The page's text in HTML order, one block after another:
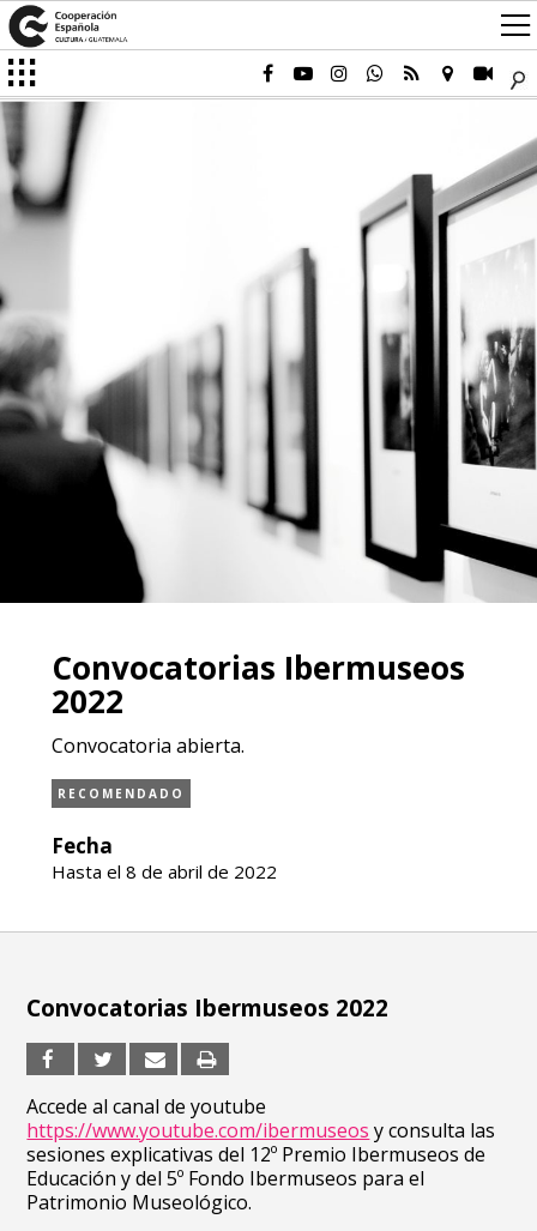
Convocatorias Ibermuseos
2022
Convocatoria abierta.
RECOMENDADO
Fecha
Hasta el 8 de abril de 2022
Convocatorias Ibermuseos 2022
Accede al canal de youtube
https://www.youtube.com/ibermuseos y consulta las
sesiones explicativas del 12º Premio Ibermuseos de
Educación y del 5º Fondo Ibermuseos para el
Patrimonio Museológico.